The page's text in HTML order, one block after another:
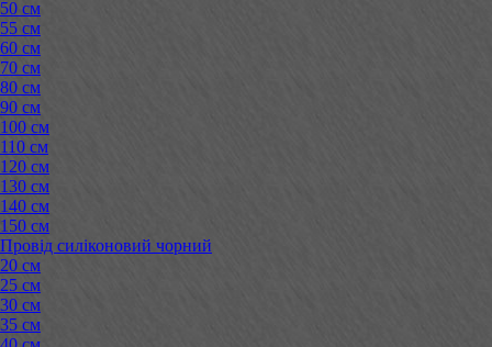
50 см
55 см
60 см
70 см
80 см
90 см
100 см
110 см
120 см
130 см
140 см
150 см
Провід силіконовий чорний
20 см
25 см
30 см
35 см